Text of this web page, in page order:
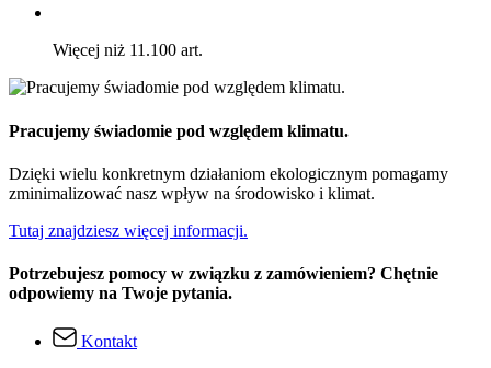
Więcej niż 11.100 art.
Pracujemy świadomie pod względem klimatu.
Dzięki wielu konkretnym działaniom ekologicznym pomagamy
zminimalizować nasz wpływ na środowisko i klimat.
Tutaj znajdziesz więcej informacji.
Potrzebujesz pomocy w związku z zamówieniem? Chętnie
odpowiemy na Twoje pytania.
Kontakt